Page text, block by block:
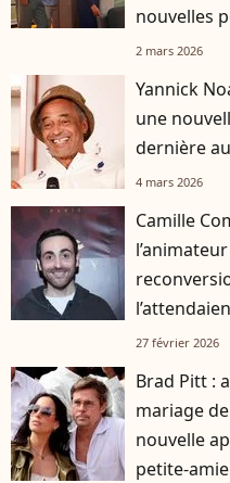
nouvelles
2 mars 2026
Yannick
une
dernière
4 mars 2026
Camille
27 février 2026
Brad Pitt :
mariage
nouvelle
petite-